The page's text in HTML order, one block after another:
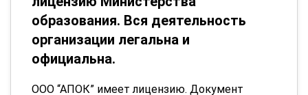
образования. Вся деятельность
организации легальна и
официальна.
ООО “АПОК” имеет лицензию. Документ